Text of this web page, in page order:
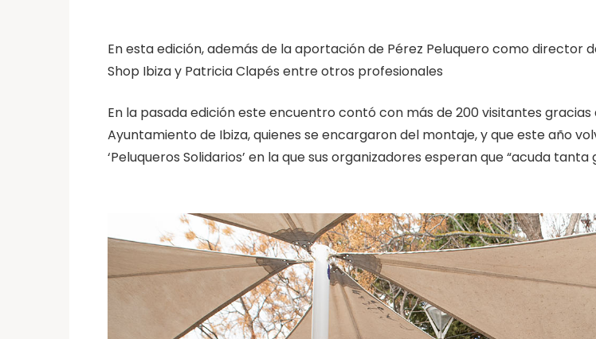
En esta edición, además de la aportación de Pérez Peluquero como director
Shop Ibiza y Patricia Clapés entre otros profesionales
En la pasada edición este encuentro contó con más de 200 visitantes
Ayuntamiento de Ibiza, quienes se encargaron del montaje, y que este año
‘Peluqueros Solidarios’ en la que sus organizadores esperan que “acuda tanta